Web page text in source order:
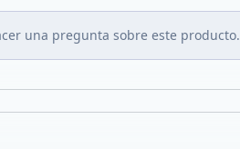
una pregunta sobre este producto.